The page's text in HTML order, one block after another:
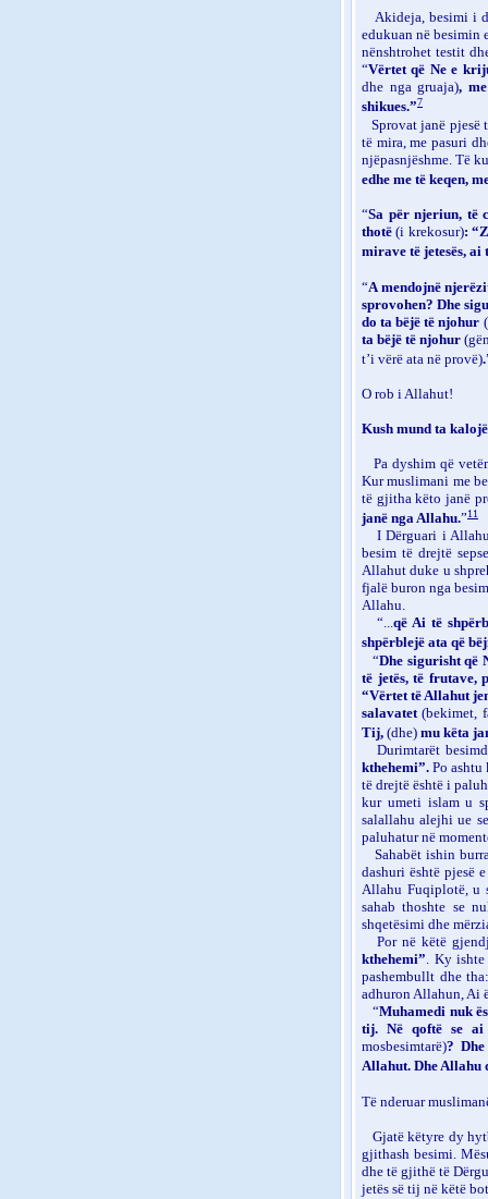
Akideja, besimi i
edukuan në besimin
nënshtrohet testit
“Vërtet që Ne e
dhe nga gruaja),
shikues.”7
Sprovat janë
të mira, me pasuri
njëpasnjëshme. Të
edhe me të keqen,
“Sa për njeriun, të
thotë(i krekosur):
mirave të jetesës,
“A mendojnë
sprovohen? Dhe
do ta bëjë të njohur
ta bëjë të njohur
t’i vërë ata në provë).
O rob i Allahut!
Kush mund ta
Pa dyshim që
Kur muslimani me
të gjitha këto janë
janë nga Allahu.”11
I Dërguari i
besim të drejtë
Allahut duke u
fjalë buron nga
Allahu.
“...që Ai të
shpërblejë ata që
“Dhe sigurisht që
të jetës, të frutave,
“Vërtet të Allahut
salavatet(bekimet,
Tij, (dhe) mu këta
Durimtarët
kthehemi”. Po ashtu
të drejtë është i
kur umeti islam u
salallahu alejhi ue
paluhatur në
Sahabët ishin
dashuri është pjesë
Allahu Fuqiplotë, u
sahab thoshte se
shqetësimi dhe
Por në këtë
kthehemi”. Ky
pashembullt dhe
adhuron Allahun, Ai
“Muhamedi nuk
tij. Në qoftë se ai
mosbesimtarë)?
Allahut. Dhe Allahu
Të nderuar
Gjatëkëtyre dy
gjithash besimi.
dhe të gjithë të
jetës së tij në këtë